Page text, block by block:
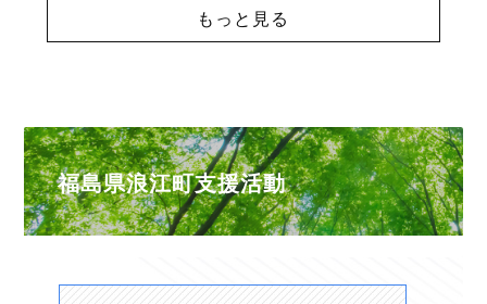
もっと見る
福島県浪江町支援活動